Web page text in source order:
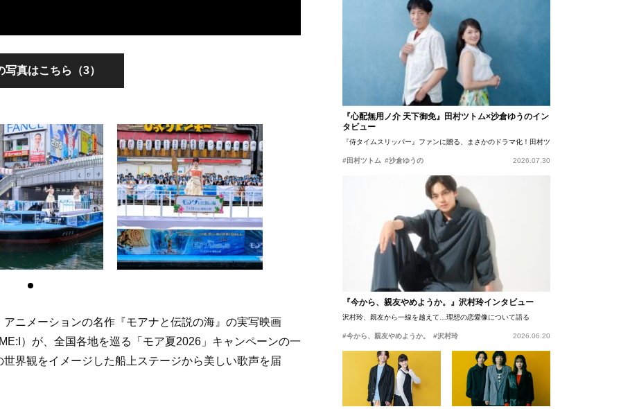
写真はこちら（3）
ニメーションの名作『モアナと伝説の海』の実写映画
）が、全国各地を巡る「モア夏2026」キャンペーンの一
界観をイメージした船上ステージから美しい歌声を届
『心配無用ノ介 天下御免』田村ツトム×沙倉ゆうのイン
タビュー
『侍タイムスリッパー』ファンに贈る、まさかのドラマ化！田村ツトム×沙倉ゆうのが語
#田村ツトム #沙倉ゆうの 2026.07.30
『今から、親友やめようか。』沢村玲インタビュー
沢村玲、親友から一線を越えて…理想の恋愛像について語る
#今から、親友やめようか。 #沢村玲 2026.06.20